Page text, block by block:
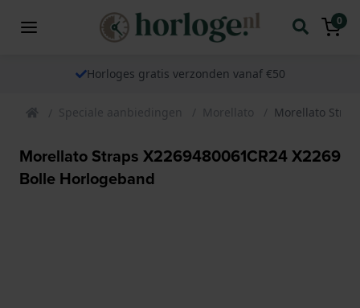
0
Horloges gratis verzonden vanaf €50
Speciale aanbiedingen Morellato Morellato
Morellato Straps X2269480061CR24 X2269
Bolle Horlogeband